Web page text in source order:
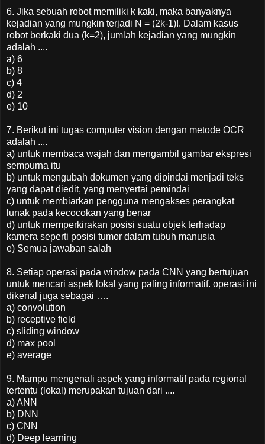
6. Jika sebuah robot memiliki k kaki, maka banyaknya
kejadian yang mungkin terjadi N = (2k-1)!. Dalam kasus
robot berkaki dua (k=2), jumlah kejadian yang mungkin
adalah ....
a) 6
b) 8
c) 4
d) 2
e) 10
7. Berikut ini tugas computer vision dengan metode OCR
adalah ....
a) untuk membaca wajah dan mengambil gambar ekspresi
sempurna itu
b) untuk mengubah dokumen yang dipindai menjadi teks
yang dapat diedit, yang menyertai pemindai
c) untuk membiarkan pengguna mengakses perangkat
lunak pada kecocokan yang benar
d) untuk memperkirakan posisi suatu objek terhadap
kamera seperti posisi tumor dalam tubuh manusia
e) Semua jawaban salah
8. Setiap operasi pada window pada CNN yang bertujuan
untuk mencari aspek lokal yang paling informatif. operasi ini
dikenal juga sebagai ….
a) convolution
b) receptive field
c) sliding window
d) max pool
e) average
9. Mampu mengenali aspek yang informatif pada regional
tertentu (lokal) merupakan tujuan dari ....
a) ANN
b) DNN
c) CNN
d) Deep learning